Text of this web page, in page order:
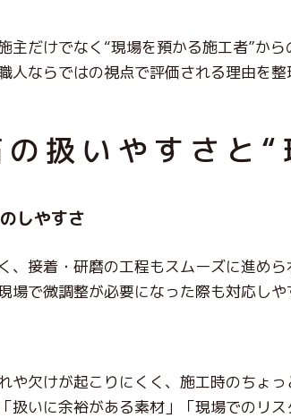
主だけでなく“現場を預かる施工者”か
人ならではの視点で評価される理由を
扱いやすさと
しやすさ
、接着・研磨の工程もスムーズに進めら
場で微調整が必要になった際も対応し
や欠けが起こりにくく、施工時のちょ
扱いに余裕がある素材」「現場でのリ